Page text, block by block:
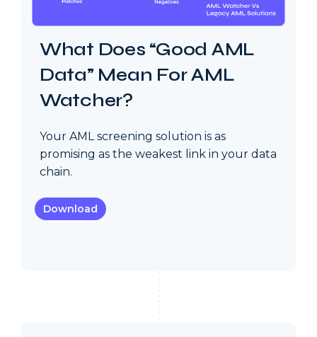
What Does “Good AML
Data” Mean For AML
Watcher?
Your AML screening solution is as
promising as the weakest link in your data
chain.
Download